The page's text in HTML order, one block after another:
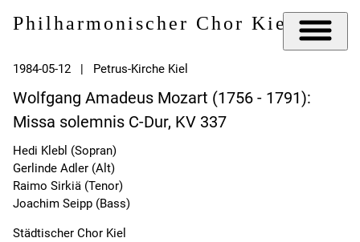
Philharmonischer Chor Kiel e.V.
1984-05-12 | Petrus-Kirche Kiel
Wolfgang Amadeus Mozart (1756 - 1791):
Missa solemnis C-Dur, KV 337
Hedi Klebl (Sopran)
Gerlinde Adler (Alt)
Raimo Sirkiä (Tenor)
Joachim Seipp (Bass)
Städtischer Chor Kiel